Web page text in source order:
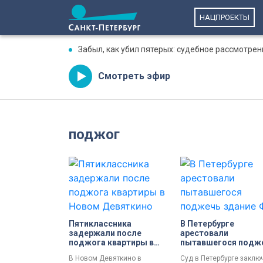
НАЦПРОЕКТЫ
Забыл, как убил пятерых: судебное
Смотреть эфир
поджог
Пятиклассника
задержали после
поджога квартиры в
В Новом Девяткино в
В Петербурге
арестовали
пытавшегося
Суд в Петербурге